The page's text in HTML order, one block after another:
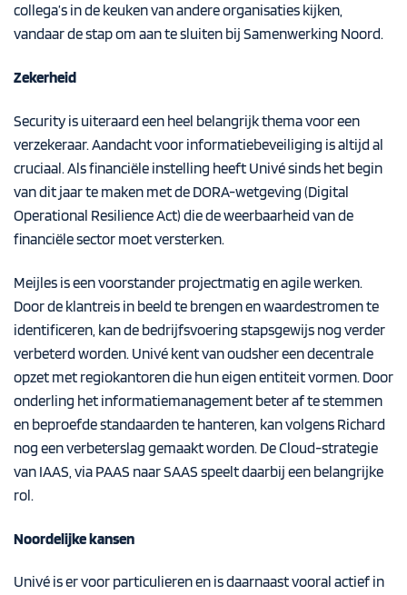
collega’s in de keuken van andere organisaties kijken,
vandaar de stap om aan te sluiten bij Samenwerking Noord.
Zekerheid
Security is uiteraard een heel belangrijk thema voor een
verzekeraar. Aandacht voor informatiebeveiliging is altijd al
cruciaal. Als financiële instelling heeft Univé sinds het begin
van dit jaar te maken met de DORA-wetgeving (Digital
Operational Resilience Act) die de weerbaarheid van de
financiële sector moet versterken.
Meijles is een voorstander projectmatig en agile werken.
Door de klantreis in beeld te brengen en waardestromen te
identificeren, kan de bedrijfsvoering stapsgewijs nog verder
verbeterd worden. Univé kent van oudsher een decentrale
opzet met regiokantoren die hun eigen entiteit vormen. Door
onderling het informatiemanagement beter af te stemmen
en beproefde standaarden te hanteren, kan volgens Richard
nog een verbeterslag gemaakt worden. De Cloud-strategie
van IAAS, via PAAS naar SAAS speelt daarbij een belangrijke
rol.
Noordelijke kansen
Univé is er voor particulieren en is daarnaast vooral actief in